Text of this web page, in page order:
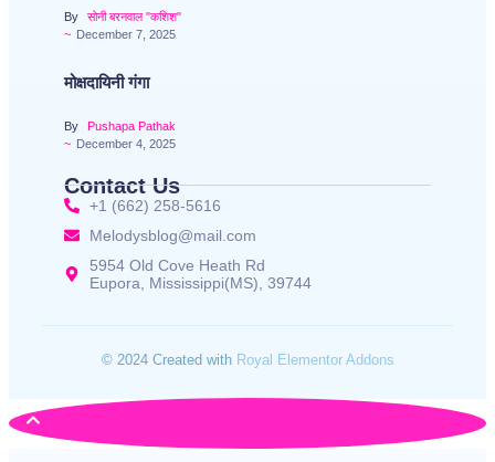
By
सोनी बरनवाल "कशिश"
~ December 7, 2025
मोक्षदायिनी गंगा
By
Pushapa Pathak
~ December 4, 2025
Contact Us
+1 (662) 258-5616
Melodysblog@mail.com
5954 Old Cove Heath Rd
Eupora, Mississippi(MS), 39744
© 2024 Created with Royal Elementor Addons